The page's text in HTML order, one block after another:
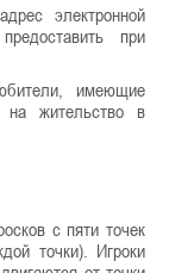
электронной
при
имеющие
на жительство в
с пяти точек
точки). Игроки